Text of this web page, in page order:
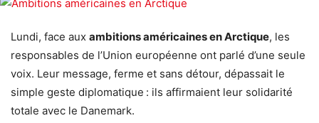
Lundi, face aux ambitions américaines en Arctique, les
responsables de l’Union européenne ont parlé d’une seule
voix. Leur message, ferme et sans détour, dépassait le
simple geste diplomatique : ils affirmaient leur solidarité
totale avec le Danemark.